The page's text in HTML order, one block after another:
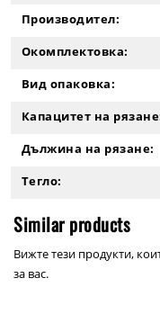
Производител:
Окомплектовка:
Вид опаковка:
Капацитет на
Дължина на рязане:
Тегло:
Similar products
Вижте тези продукти,
за вас.